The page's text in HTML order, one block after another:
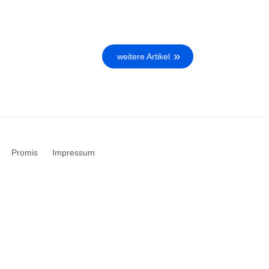
weitere Artikel
Promis Impressum